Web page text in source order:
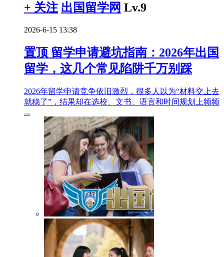
+ 关注 出国留学网 Lv.9
2026-6-15 13:38
置顶 留学申请避坑指南：2026年出国
留学，这几个常见陷阱千万别踩
2026年留学申请竞争依旧激烈，很多人以为“材料交上去
就稳了”，结果却在选校、文书、语言和时间规划上频频
...